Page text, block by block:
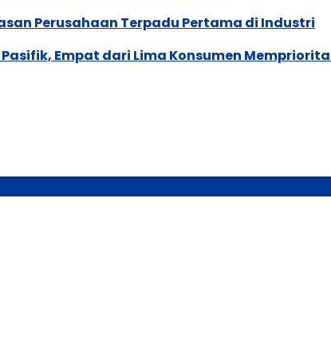
Perusahaan Terpadu Pertama di Industri
Empat dari Lima Konsumen